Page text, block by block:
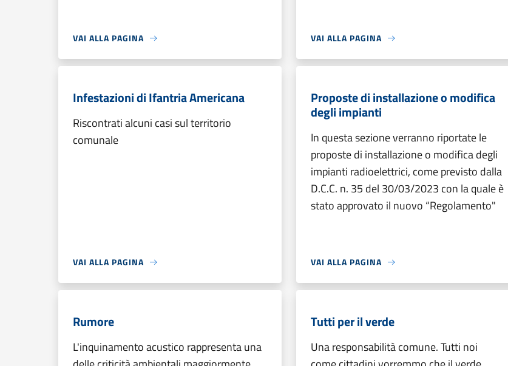
VAI ALLA PAGINA VAI ALLA PAGINA
Infestazioni di Ifantria Americana
Riscontrati alcuni casi sul territorio
comunale
VAI ALLA PAGINA
Proposte di installazione o modifica
degli impianti
In questa sezione verranno riportate le
proposte di installazione o modifica degli
impianti radioelettrici, come previsto dalla
D.C.C. n. 35 del 30/03/2023 con la quale è
stato approvato il nuovo “Regolamento"
VAI ALLA PAGINA
Rumore
L'inquinamento acustico rappresenta una
Tutti per il verde
Una responsabilità comune. Tutti noi